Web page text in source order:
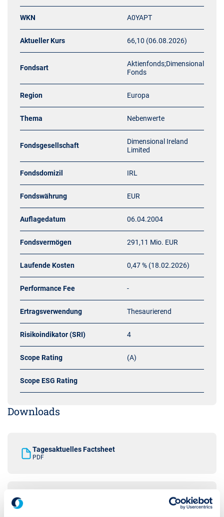
WKN A0YAPT
Aktueller Kurs 66,10 (06.08.2026)
Fondsart
Aktienfonds;Dimensional
Fonds
Region Europa
Thema Nebenwerte
Fondsgesellschaft
Dimensional Ireland
Limited
Fondsdomizil IRL
Fondswährung EUR
Auflagedatum 06.04.2004
Fondsvermögen 291,11 Mio. EUR
Laufende Kosten 0,47 % (18.02.2026)
Performance Fee -
Ertragsverwendung Thesaurierend
Risikoindikator (SRI) 4
Scope Rating (A)
Scope ESG Rating
Downloads
Tagesaktuelles Factsheet
PDF